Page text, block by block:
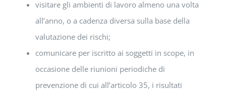
visitare gli ambienti di lavoro almeno una volta
all’anno, o a cadenza diversa sulla base della
valutazione dei rischi;
comunicare per iscritto ai soggetti in scope, in
occasione delle riunioni periodiche di
prevenzione di cui all’articolo 35, i risultati